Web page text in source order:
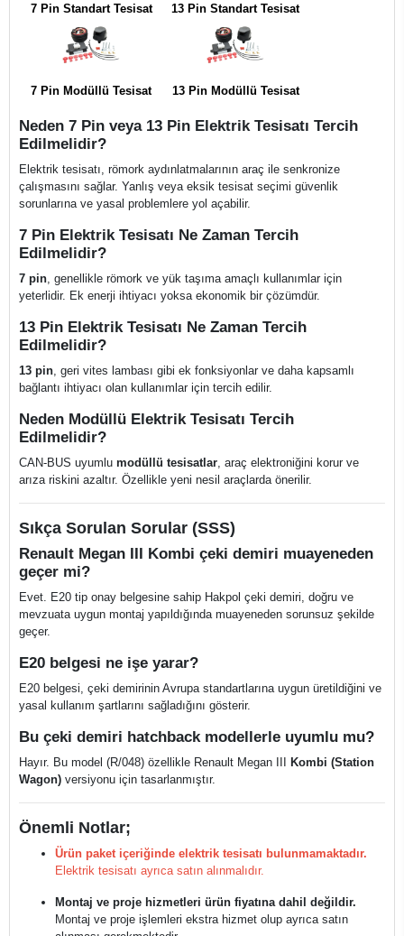
7 Pin Standart Tesisat 13 Pin Standart Tesisat
7 Pin Modüllü Tesisat 13 Pin Modüllü Tesisat
Neden 7 Pin veya 13 Pin Elektrik Tesisatı Tercih
Edilmelidir?
Elektrik tesisatı, römork aydınlatmalarının araç ile senkronize
çalışmasını sağlar. Yanlış veya eksik tesisat seçimi güvenlik
sorunlarına ve yasal problemlere yol açabilir.
7 Pin Elektrik Tesisatı Ne Zaman Tercih
Edilmelidir?
7 pin , genellikle römork ve yük taşıma amaçlı kullanımlar için
yeterlidir. Ek enerji ihtiyacı yoksa ekonomik bir çözümdür.
13 Pin Elektrik Tesisatı Ne Zaman Tercih
Edilmelidir?
13 pin , geri vites lambası gibi ek fonksiyonlar ve daha kapsamlı
bağlantı ihtiyacı olan kullanımlar için tercih edilir.
Neden Modüllü Elektrik Tesisatı Tercih
Edilmelidir?
CAN-BUS uyumlu modüllü tesisatlar , araç elektroniğini korur ve
arıza riskini azaltır. Özellikle yeni nesil araçlarda önerilir.
Sıkça Sorulan Sorular (SSS)
Renault Megan III Kombi çeki demiri muayeneden
geçer mi?
Evet. E20 tip onay belgesine sahip Hakpol çeki demiri, doğru ve
mevzuata uygun montaj yapıldığında muayeneden sorunsuz şekilde
geçer.
E20 belgesi ne işe yarar?
E20 belgesi, çeki demirinin Avrupa standartlarına uygun üretildiğini ve
yasal kullanım şartlarını sağladığını gösterir.
Bu çeki demiri hatchback modellerle uyumlu mu?
Hayır. Bu model (R/048) özellikle Renault Megan III Kombi (Station
Wagon) versiyonu için tasarlanmıştır.
Önemli Notlar;
Ürün paket içeriğinde elektrik tesisatı bulunmamaktadır.
Elektrik tesisatı ayrıca satın alınmalıdır.
Montaj ve proje hizmetleri ürün fiyatına dahil değildir.
Montaj ve proje işlemleri ekstra hizmet olup ayrıca satın